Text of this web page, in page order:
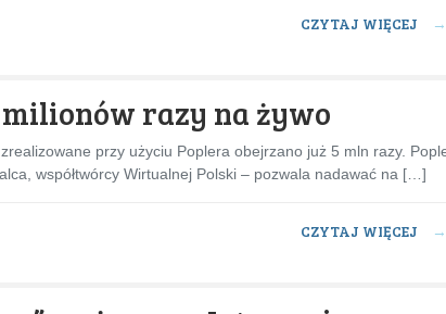
CZYTAJ WIĘCEJ →
milionów razy na żywo
przy użyciu Poplera obejrzano już 5 mln razy.
współtwórcy Wirtualnej Polski – pozwala nadawać na […]
CZYTAJ WIĘCEJ →